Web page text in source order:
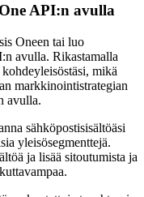
API:n avulla
Oneen tai luo
avulla. Rikastamalla
mikä
markkinointistrategian
avulla.
sähköpostisisältöäsi
yleisösegmenttejä.
ja lisää sitoutumista ja